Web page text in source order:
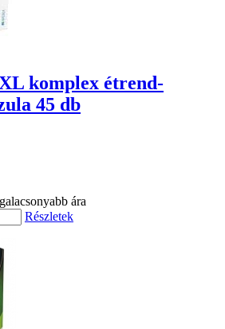
komplex étrend-
45 db
ára
Részletek